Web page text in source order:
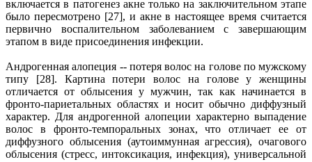
включается в патогенез акне только на заключительном этапе
было пересмотрено [27], и акне в настоящее время считается
первично воспалительном заболеванием с завершающим
этапом в виде присоединения инфекции.
Андрогенная алопеция -- потеря волос на голове по мужскому
типу [28]. Картина потери волос на голове у женщины
отличается от облысения у мужчин, так как начинается в
фронто-париетальных областях и носит обычно диффузный
характер. Для андрогенной алопеции характерно выпадение
волос в фронто-темпоральных зонах, что отличает ее от
диффузного облысения (аутоиммунная агрессия), очагового
облысения (стресс, интоксикация, инфекция), универсальной